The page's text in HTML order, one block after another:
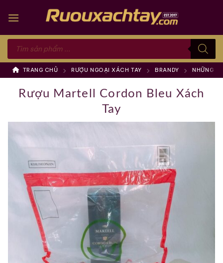
Tìm
kiếm
phẩm
TRANG CHỦ RƯỢU NGOẠI XÁCH TAY BRANDY NHỮNG
Rượu Martell Cordon Bleu Xách
Tay